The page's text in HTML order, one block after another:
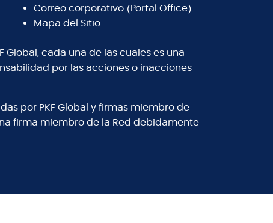
Correo corporativo (Portal Office)
Mapa del Sitio
Global, cada una de las cuales es una
por las acciones o inacciones
por PKF Global y firmas miembro de
firma miembro de la Red debidamente